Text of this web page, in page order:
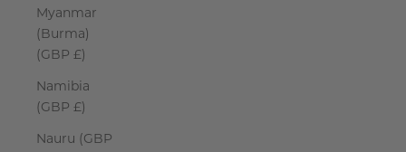
Myanmar
(Burma)
(GBP £)
Namibia
(GBP £)
Nauru (GBP